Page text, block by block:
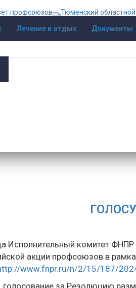
Лечение и отдых Документы
Исполнительный комитет
акции профсоюзов в
www.fnpr.ru/n/2/15/187/
голосование за Резолюцию